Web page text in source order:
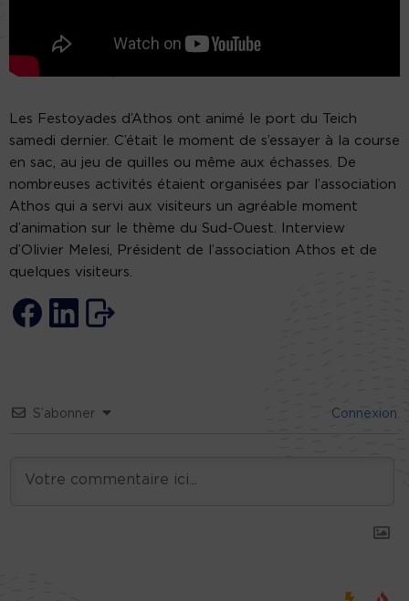
Les Festoyades d’Athos ont animé le port du Teich
samedi dernier. C’était le moment de s’essayer à la course
en sac, au jeu de quilles ou même aux échasses. De
nombreuses activités étaient organisées par l’association
Athos qui a servi aux visiteurs un agréable moment
d’animation sur le thème du Sud-Ouest. Interview
d’Olivier Melesi, Président de l’association Athos et de
quelques visiteurs.
S’abonner Connexion